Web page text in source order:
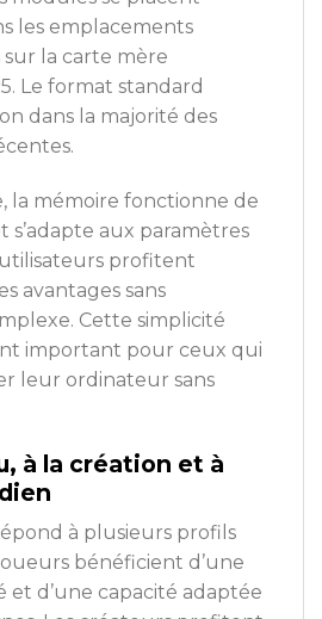
les emplacements
la carte mère
Le format standard
dans la majorité des
la mémoire fonctionne de
s’adapte aux paramètres
profitent
avantages sans
Cette simplicité
important pour ceux qui
leur ordinateur sans
à la création et à
à plusieurs profils
bénéficient d’une
d’une capacité adaptée